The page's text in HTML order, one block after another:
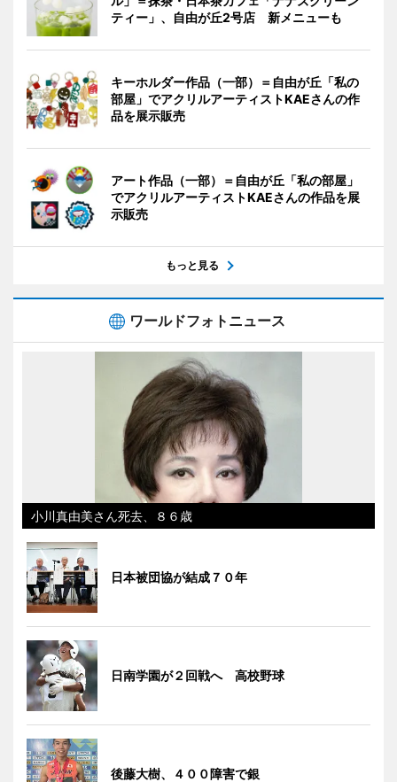
ティー」、自由が丘2号店 新メニューも
キーホルダー作品（一部）＝自由が丘「私の
部屋」でアクリルアーティストKAEさんの作
品を展示販売
アート作品（一部）＝自由が丘「私の部屋」
でアクリルアーティストKAEさんの作品を展
示販売
もっと見る
ワールドフォトニュース
小川真由美さん死去、８６歳
日本被団協が結成７０年
日南学園が２回戦へ 高校野球
後藤大樹、４００障害で銀